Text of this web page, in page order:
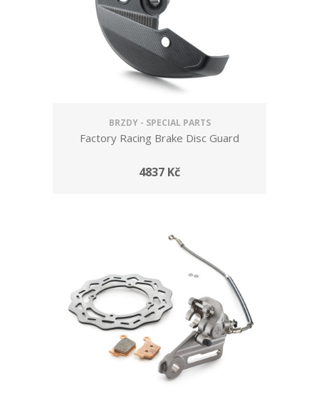
BRZDY - SPECIAL PARTS
Factory Racing Brake Disc Guard
4837 Kč